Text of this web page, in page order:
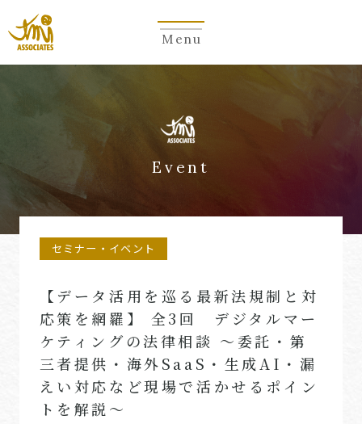
Menu
Event
セミナー・イベント
【データ活用を巡る最新法規制と対
応策を網羅】 全3回 デジタルマー
ケティングの法律相談 〜委託・第
三者提供・海外SaaS・生成AI・漏
えい対応など現場で活かせるポイン
トを解説〜